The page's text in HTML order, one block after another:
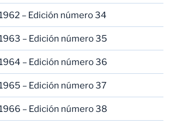
– Edición número 34
– Edición número 35
– Edición número 36
– Edición número 37
– Edición número 38